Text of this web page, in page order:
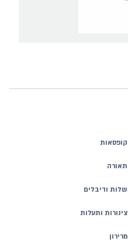
קופסאות
תאורה
שלות ודיבלים
צינורות ותעלות
מרירון